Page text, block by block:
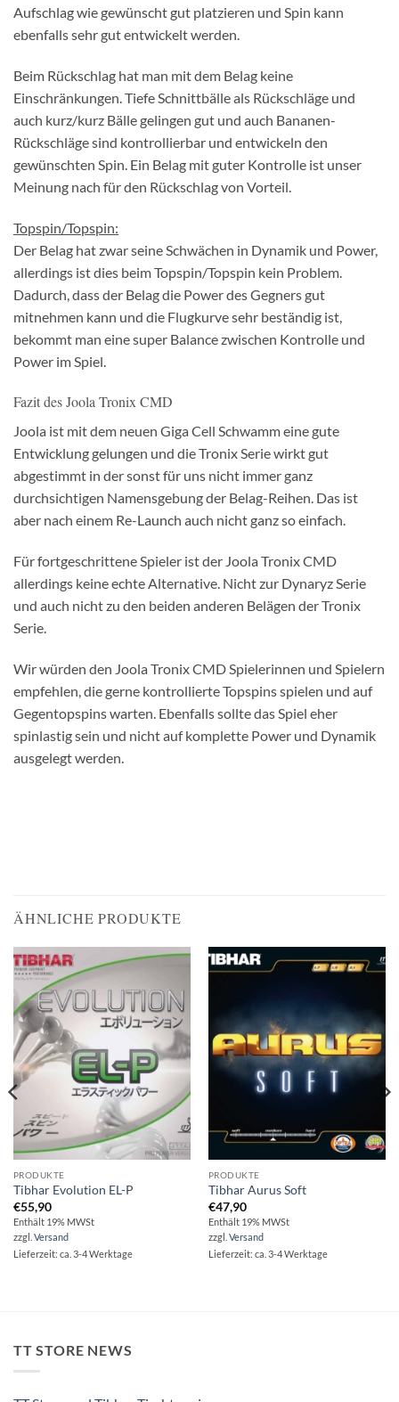
Aufschlag wie gewünscht gut platzieren und Spin kann
ebenfalls sehr gut entwickelt werden.
Beim Rückschlag hat man mit dem Belag keine
Einschränkungen. Tiefe Schnittbälle als Rückschläge und
auch kurz/kurz Bälle gelingen gut und auch Bananen-
Rückschläge sind kontrollierbar und entwickeln den
gewünschten Spin. Ein Belag mit guter Kontrolle ist unser
Meinung nach für den Rückschlag von Vorteil.
Topspin/Topspin:
Der Belag hat zwar seine Schwächen in Dynamik und Power,
allerdings ist dies beim Topspin/Topspin kein Problem.
Dadurch, dass der Belag die Power des Gegners gut
mitnehmen kann und die Flugkurve sehr beständig ist,
bekommt man eine super Balance zwischen Kontrolle und
Power im Spiel.
Fazit des Joola Tronix CMD
Joola ist mit dem neuen Giga Cell Schwamm eine gute
Entwicklung gelungen und die Tronix Serie wirkt gut
abgestimmt in der sonst für uns nicht immer ganz
durchsichtigen Namensgebung der Belag-Reihen. Das ist
aber nach einem Re-Launch auch nicht ganz so einfach.
Für fortgeschrittene Spieler ist der Joola Tronix CMD
allerdings keine echte Alternative. Nicht zur Dynaryz Serie
und auch nicht zu den beiden anderen Belägen der Tronix
Serie.
Wir würden den Joola Tronix CMD Spielerinnen und Spielern
empfehlen, die gerne kontrollierte Topspins spielen und auf
Gegentopspins warten. Ebenfalls sollte das Spiel eher
spinlastig sein und nicht auf komplette Power und Dynamik
ausgelegt werden.
ÄHNLICHE PRODUKTE
PRODUKTE
Tibhar Evolution EL-P
€55,90
Enthält 19% MWSt
zzgl. Versand
Lieferzeit: ca. 3-4 Werktage
PRODUKTE
Tibhar Aurus Soft
€47,90
Enthält 19% MWSt
zzgl. Versand
Lieferzeit: ca. 3-4 Werktage
TT STORE NEWS